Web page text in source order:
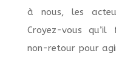
à nous, les
Croyez-vous
non-retour pour